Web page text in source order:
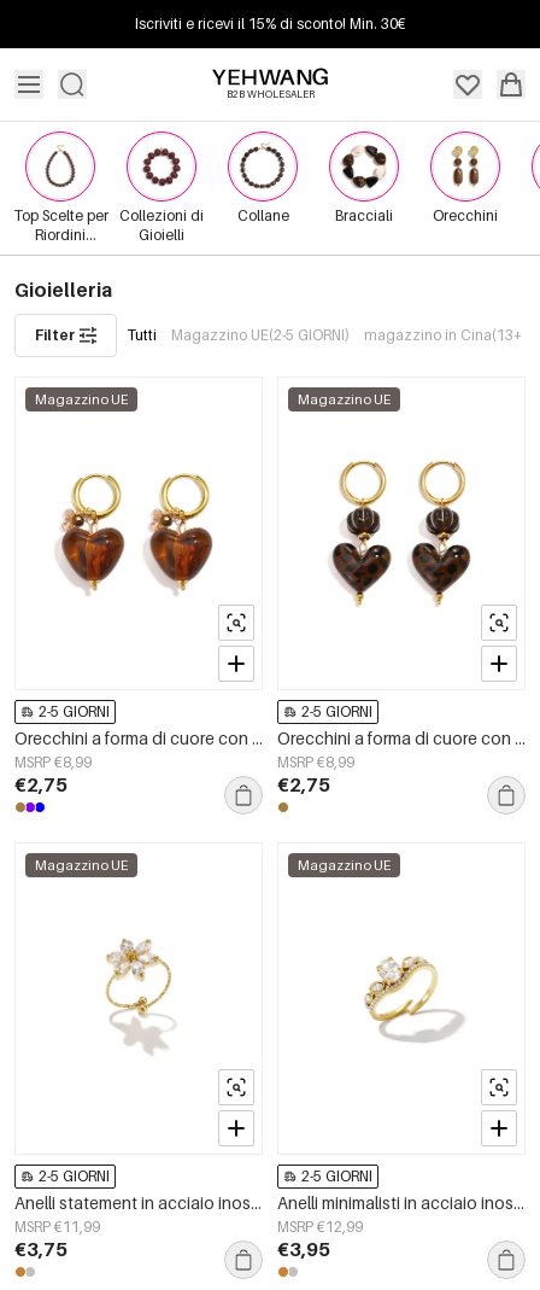
Iscriviti e ricevi il 15% di sconto! Min. 30€
B2B WHOLESALER
Top Scelte per
Riordini
Frequenti
Collezioni di
Gioielli
Collane Bracciali Orecchini
Gioielleria
Filter Tutti Magazzino UE(2-5 GIORNI) magazzino in Cina(13+
Magazzino UE
2-5 GIORNI
Orecchini a forma di cuore con perline in acciaio inossidabile, serie Simple Daily Simple, gioielli da donna.
MSRP €8,99
€2,75
Magazzino UE
2-5 GIORNI
Orecchini a forma di cuore con perline in acciaio inossidabile, serie Simple Daily Simple, gioielli da donna.
MSRP €8,99
€2,75
Magazzino UE
2-5 GIORNI
Anelli statement in acciaio inossidabile, modello Flower Simple, serie Simple, gioielli da donna
MSRP €11,99
€3,75
Magazzino UE
2-5 GIORNI
Anelli minimalisti in acciaio inossidabile, forma ellittica, semplici, della serie Simple, per tutti i giorni, gioielli da donna.
MSRP €12,99
€3,95